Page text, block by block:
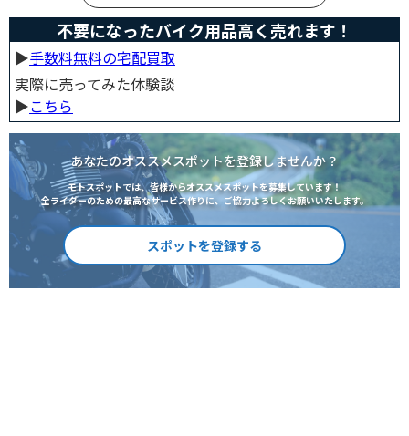
不要になったバイク用品高く売れます！
▶︎手数料無料の宅配買取
実際に売ってみた体験談
▶︎こちら
あなたのオススメスポットを登録しませんか？
モトスポットでは、皆様からオススメスポットを募集しています！
全ライダーのための最高なサービス作りに、ご協力よろしくお願いいたします。
スポットを登録する